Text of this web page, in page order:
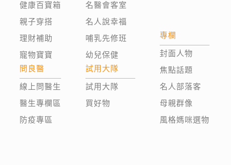
健康百寶箱
親子穿搭
理財補助
寵物寶寶
問良醫
線上問醫生
醫生專欄區
防疫專區
名醫會客室
名人說幸福
哺乳先修班
幼兒保健
試用大隊
試用大隊
買好物
專欄
封面人物
焦點話題
名人部落客
母親群像
風格媽咪選物